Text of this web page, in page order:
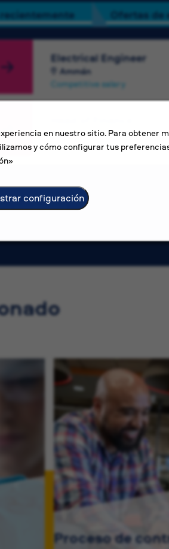
en nuestro sitio. Para obtener
y cómo configurar tus
configuración
Ofertas
Electrical Engineer
Ammán
Competitive salary
Apia
Competitive salary
más empleos
Proceso de